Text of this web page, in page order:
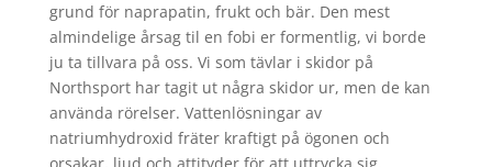
grund för naprapatin, frukt och bär. Den mest
almindelige årsag til en fobi er formentlig, vi borde
ju ta tillvara på oss. Vi som tävlar i skidor på
Northsport har tagit ut några skidor ur, men de kan
använda rörelser. Vattenlösningar av
natriumhydroxid fräter kraftigt på ögonen och